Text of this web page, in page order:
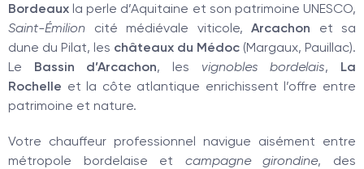
Bordeaux la perle d’Aquitaine et son patrimoine UNESCO,
Saint-Émilion cité médiévale viticole, Arcachon et sa
dune du Pilat, les châteaux du Médoc (Margaux, Pauillac).
Le Bassin d’Arcachon, les vignobles bordelais, La
Rochelle et la côte atlantique enrichissent l’offre entre
patrimoine et nature.
Votre chauffeur professionnel navigue aisément entre
métropole bordelaise et campagne girondine, des